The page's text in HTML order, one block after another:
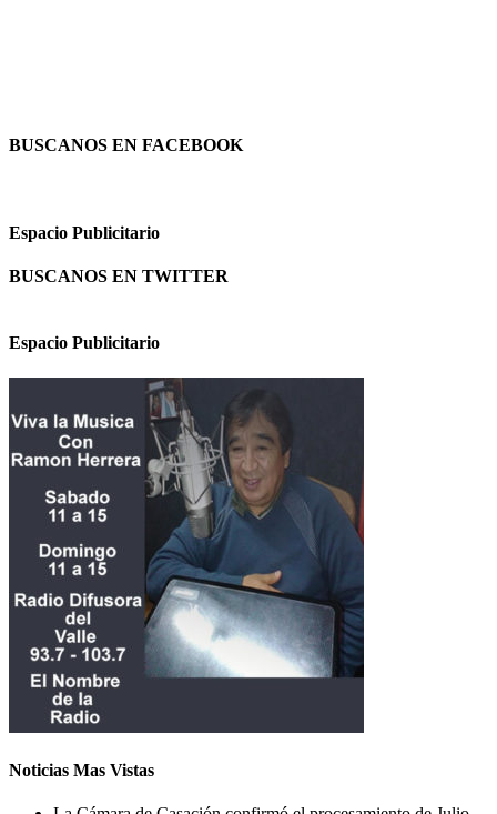
BUSCANOS EN FACEBOOK
Espacio Publicitario
BUSCANOS EN TWITTER
Espacio Publicitario
Noticias Mas Vistas